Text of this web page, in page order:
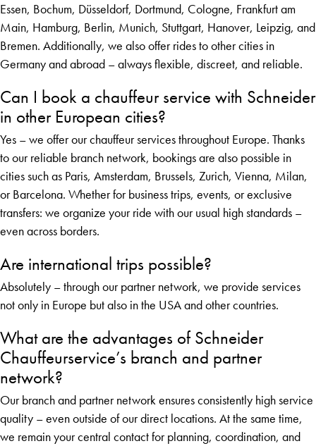
Essen, Bochum, Düsseldorf, Dortmund, Cologne, Frankfurt am
Main, Hamburg, Berlin, Munich, Stuttgart, Hanover, Leipzig, and
Bremen. Additionally, we also offer rides to other cities in
Germany and abroad – always flexible, discreet, and reliable.
Can I book a chauffeur service with Schneider
in other European cities?
Yes – we offer our chauffeur services throughout Europe. Thanks
to our reliable branch network, bookings are also possible in
cities such as Paris, Amsterdam, Brussels, Zurich, Vienna, Milan,
or Barcelona. Whether for business trips, events, or exclusive
transfers: we organize your ride with our usual high standards –
even across borders.
Are international trips possible?
Absolutely – through our partner network, we provide services
not only in Europe but also in the USA and other countries.
What are the advantages of Schneider
Chauffeurservice’s branch and partner
network?
Our branch and partner network ensures consistently high service
quality – even outside of our direct locations. At the same time,
we remain your central contact for planning, coordination, and